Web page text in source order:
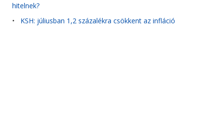
hitelnek?
• KSH: júliusban 1,2 százalékra csökkent az infláció